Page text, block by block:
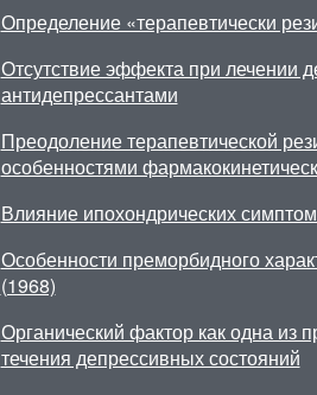
Определение «терапевтически
Отсутствие эффекта при лечении
антидепрессантами
Преодоление терапевтической
особенностями
Влияние ипохондрических
Особенности преморбидного
(1968)
Органический фактор как одна из
течения депрессивных состояний